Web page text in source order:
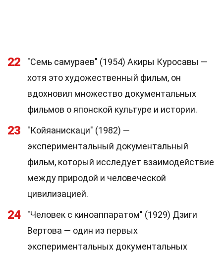
22
"Семь самураев" (1954) Акиры Куросавы —
хотя это художественный фильм, он
вдохновил множество документальных
фильмов о японской культуре и истории.
23
"Койяанискаци" (1982) —
экспериментальный документальный
фильм, который исследует взаимодействие
между природой и человеческой
цивилизацией.
24
"Человек с киноаппаратом" (1929) Дзиги
Вертова — один из первых
экспериментальных документальных